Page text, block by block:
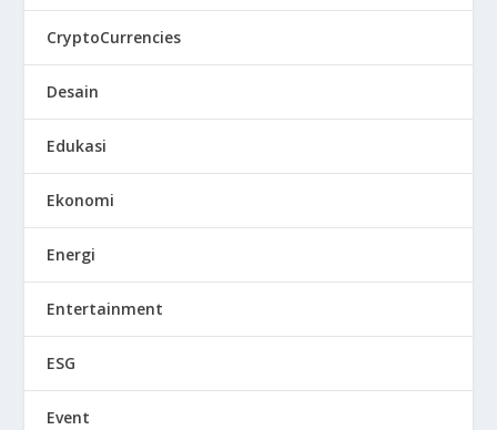
CryptoCurrencies
Desain
Edukasi
Ekonomi
Energi
Entertainment
ESG
Event